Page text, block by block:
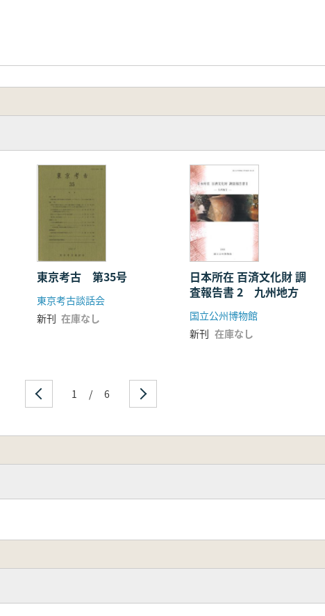
東京考古 第35号
東京考古談話会
新刊 在庫なし
日本所在 百済文化財 調
査報告書 2 九州地方
国立公州博物館
新刊 在庫なし
1 / 6